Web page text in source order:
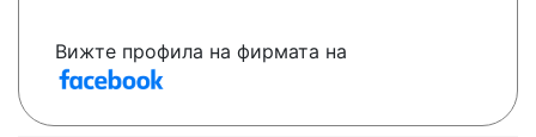
Вижте профила на фирмата на